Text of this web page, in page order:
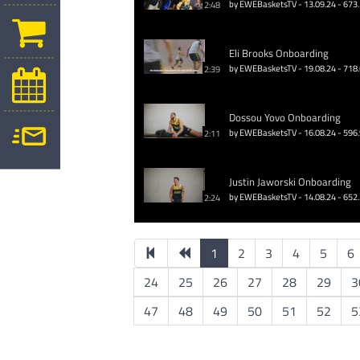
2:48 by EWEBasketsTV - 13.09.24 -
2:39
Eli Brooks Onboarding
by EWEBasketsTV - 19.08.24 -
2:11
Dossou Yovo Onboarding
by EWEBasketsTV - 16.08.24 -
2:24
Justin Jaworski Onboarding
by EWEBasketsTV - 14.08.24 -
1 2 3 4 5
6
24
25 26 27 28 29
47
48 49 50 51 52